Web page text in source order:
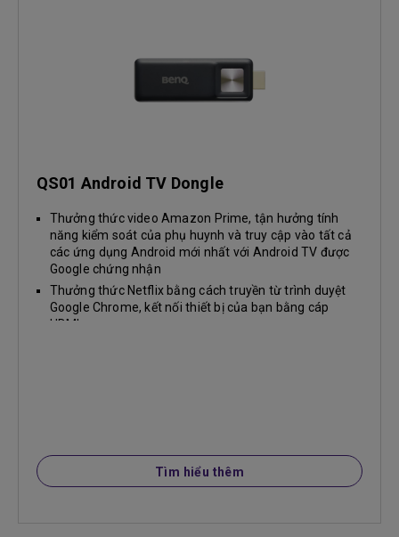
QS01 Android TV Dongle
Thưởng thức video Amazon Prime, tận hưởng tính
năng kiểm soát của phụ huynh và truy cập vào tất cả
các ứng dụng Android mới nhất với Android TV được
Google chứng nhận
Thưởng thức Netflix bằng cách truyền từ trình duyệt
Google Chrome, kết nối thiết bị của bạn bằng cáp
HDMI...
Tìm hiểu thêm